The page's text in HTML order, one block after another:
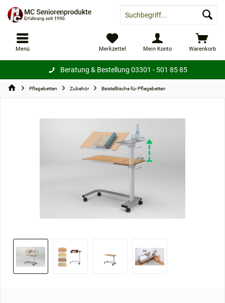
Beratung & Bestellung 03301 - 501 85 85
Warenkorb
Merkzettel Mein Konto
Menü
Pflegebetten Zubehör Beistelltische für Pflegebetten